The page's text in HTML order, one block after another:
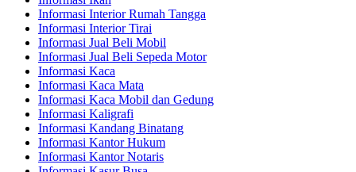
Informasi Interior Rumah Tangga
Informasi Interior Tirai
Informasi Jual Beli Mobil
Informasi Jual Beli Sepeda Motor
Informasi Kaca
Informasi Kaca Mata
Informasi Kaca Mobil dan Gedung
Informasi Kaligrafi
Informasi Kandang Binatang
Informasi Kantor Hukum
Informasi Kantor Notaris